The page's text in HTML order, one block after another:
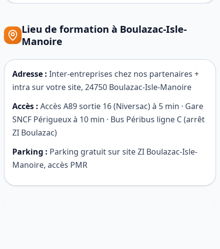
Lieu de formation à Boulazac-Isle-
Manoire
Adresse : Inter-entreprises chez nos partenaires +
intra sur votre site, 24750 Boulazac-Isle-Manoire
Accès : Accès A89 sortie 16 (Niversac) à 5 min · Gare
SNCF Périgueux à 10 min · Bus Péribus ligne C (arrêt
ZI Boulazac)
Parking : Parking gratuit sur site ZI Boulazac-Isle-
Manoire, accès PMR